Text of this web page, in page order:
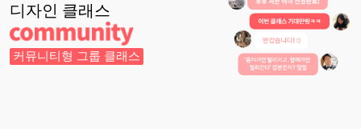
디자인 클래스
커뮤니티형 그룹 클래스